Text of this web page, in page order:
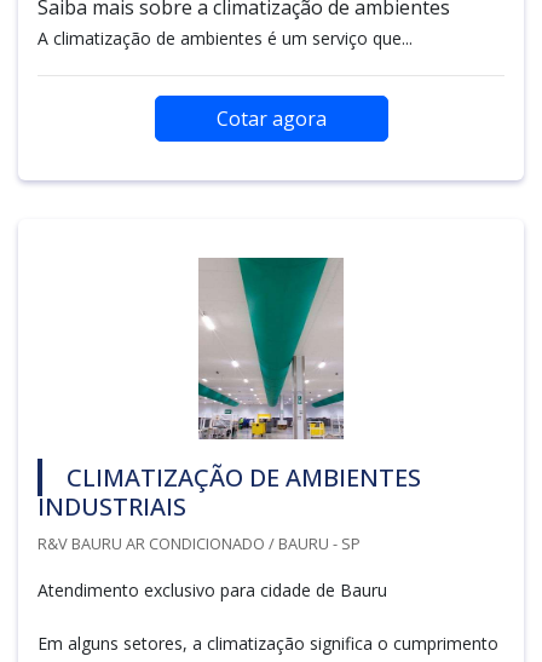
Saiba mais sobre a climatização de ambientes
A climatização de ambientes é um serviço que...
Cotar agora
CLIMATIZAÇÃO DE AMBIENTES
INDUSTRIAIS
R&V BAURU AR CONDICIONADO / BAURU - SP
Atendimento exclusivo para cidade de Bauru
Em alguns setores, a climatização significa o cumprimento